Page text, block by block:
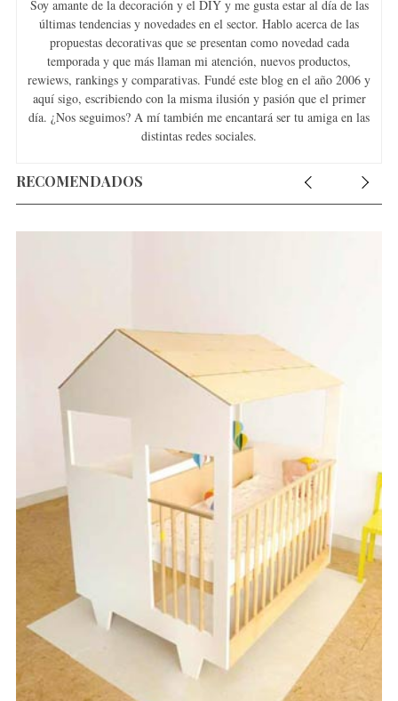
Soy amante de la decoración y el DIY y me gusta estar al día de las
últimas tendencias y novedades en el sector. Hablo acerca de las
propuestas decorativas que se presentan como novedad cada
temporada y que más llaman mi atención, nuevos productos,
rewiews, rankings y comparativas. Fundé este blog en el año 2006 y
aquí sigo, escribiendo con la misma ilusión y pasión que el primer
día. ¿Nos seguimos? A mí también me encantará ser tu amiga en las
distintas redes sociales.
RECOMENDADOS